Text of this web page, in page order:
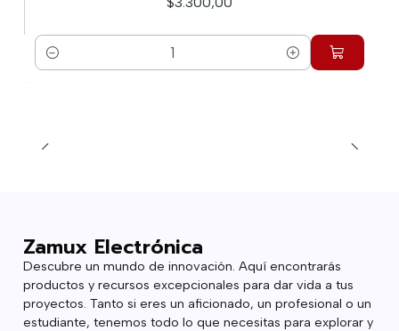
Cantidad
Zamux Electrónica
Descubre un mundo de innovación. Aquí encontrarás
productos y recursos excepcionales para dar vida a tus
proyectos. Tanto si eres un aficionado, un profesional o un
estudiante, tenemos todo lo que necesitas para explorar y